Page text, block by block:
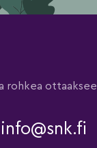
rohkea
info@snk.fi